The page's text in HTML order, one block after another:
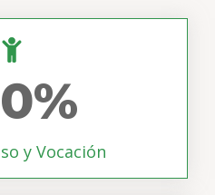
%
y Vocación